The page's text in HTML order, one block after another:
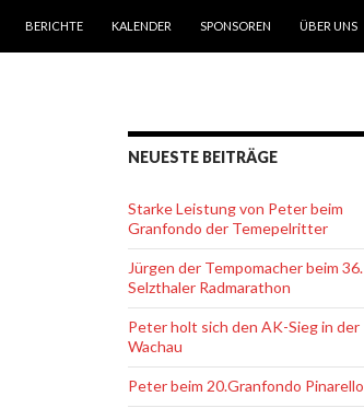
BERICHTE KALENDER SPONSOREN ÜBER UNS
NEUESTE BEITRÄGE
Starke Leistung von Peter beim
Granfondo der Temepelritter
Jürgen der Tempomacher beim 36.
Selzthaler Radmarathon
Peter holt sich den AK-Sieg in der
Wachau
Peter beim 20.Granfondo Pinarello